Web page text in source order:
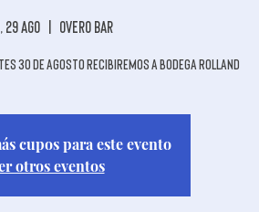
29 ago Overo Bar
30 de agosto recibiremos a Bodega Rolland
cupos para este evento
otros eventos